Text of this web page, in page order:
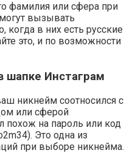
фамилия или сфера при
вызывать
когда в них есть русские
это, и по возможности
шапке Инстаграм
никнейм соотносился с
или сферой
похож на пароль или код
Это одна из
при выборе никнейма.